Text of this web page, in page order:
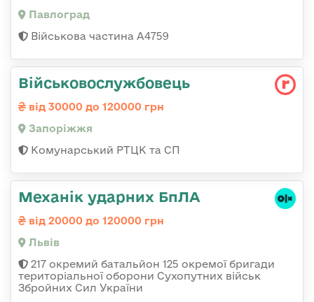
Павлоград
Військова частина А4759
Військовослужбовець
від 30000 до 120000 грн
Запоріжжя
Комунарський РТЦК та СП
Механік ударних БпЛА
від 20000 до 120000 грн
Львів
217 окремий батальйон 125 окремої бригади
територіальної оборони Сухопутних військ
Збройних Сил України